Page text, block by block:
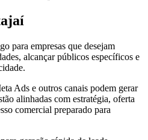
para empresas que desejam
alcançar públicos específicos e
Ads e outros canais podem gerar
alinhadas com estratégia, oferta
comercial preparado para